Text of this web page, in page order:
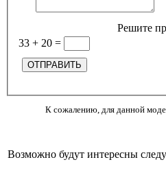
Решите
33 + 20 =
К сожалению, для данной
Возможно будут интересны